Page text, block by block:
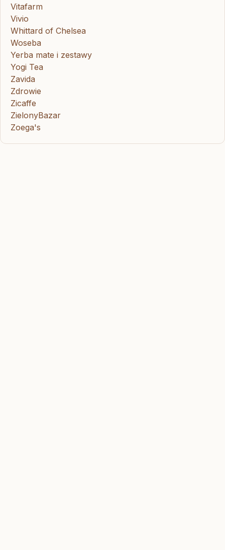
Vitafarm
Vivio
Whittard of Chelsea
Woseba
Yerba mate i zestawy
Yogi Tea
Zavida
Zdrowie
Zicaffe
ZielonyBazar
Zoega's